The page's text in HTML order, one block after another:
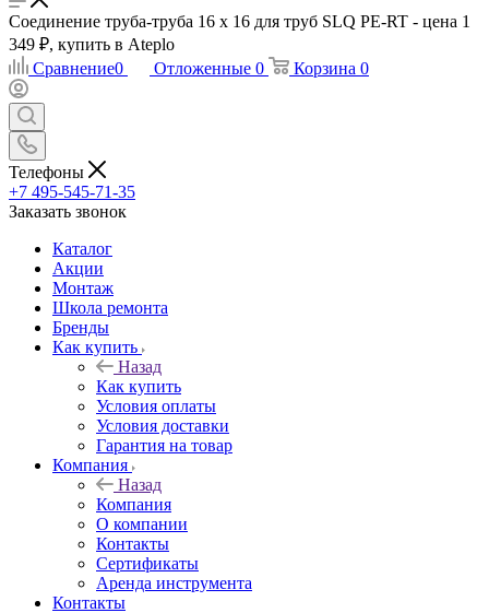
Соединение труба-труба 16 х 16 для труб SLQ PE-RT - цена 1
349 ₽, купить в Ateplo
Сравнение0 Отложенные 0 Корзина 0
Телефоны
+7 495-545-71-35
Заказать звонок
Каталог
Акции
Монтаж
Школа ремонта
Бренды
Как купить
Назад
Как купить
Условия оплаты
Условия доставки
Гарантия на товар
Компания
Назад
Компания
О компании
Контакты
Сертификаты
Аренда инструмента
Контакты